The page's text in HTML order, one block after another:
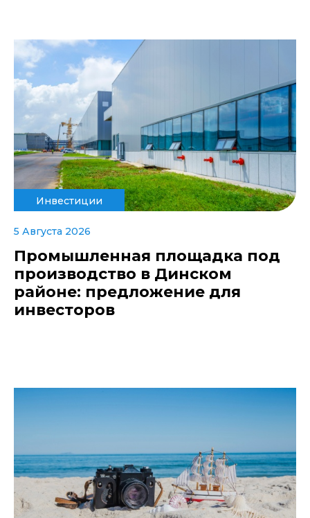
Инвестиции
5 Августа 2026
Промышленная площадка под
производство в Динском
районе: предложение для
инвесторов